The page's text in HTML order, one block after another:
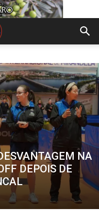
NA
DEPOIS DE